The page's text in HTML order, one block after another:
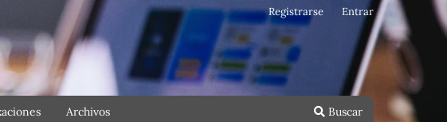
Archivos Buscar
Registrarse Entrar